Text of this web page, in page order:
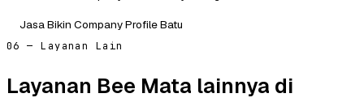
Jasa Bikin Company Profile Batu
06 — Layanan Lain
Layanan Bee Mata lainnya di